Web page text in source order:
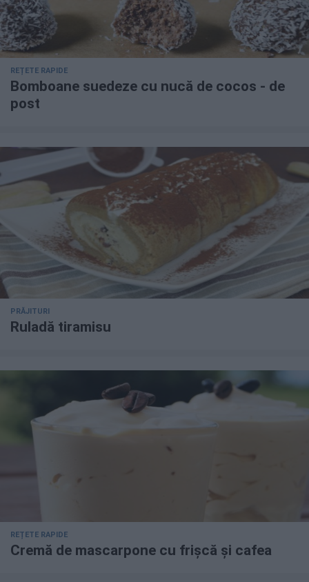
REȚETE RAPIDE
Bomboane suedeze cu nucă de cocos - de
post
PRĂJITURI
Ruladă tiramisu
REȚETE RAPIDE
Cremă de mascarpone cu frișcă și cafea